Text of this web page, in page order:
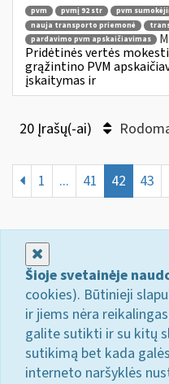
pvm pvmį 92 str pvm
nauja transporto priemonė
pardavimo pvm apskaičiavimas
Pridėtinės vertės
grąžintino PVM
įskaitymas ir
20 Įrašų(-ai)
1 ... 41 42 43
Šioje svetainėje
cookies). Būtinieji
ir jiems nėra
galite sutikti ir su kitų
sutikimą bet kada
interneto naršyklės